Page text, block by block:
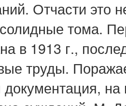
Отчасти это
тома.
в 1913 г.,
труды.
на